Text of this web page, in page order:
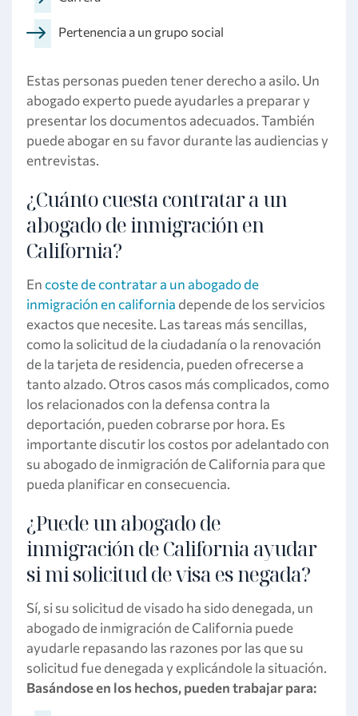
Pertenencia a un grupo social
Estas personas pueden tener derecho a asilo. Un
abogado experto puede ayudarles a preparar y
presentar los documentos adecuados. También
puede abogar en su favor durante las audiencias y
entrevistas.
¿Cuánto cuesta contratar a un
abogado de inmigración en
California?
Encoste de contratar a un abogado de
inmigración en california depende de los servicios
exactos que necesite. Las tareas más sencillas,
como la solicitud de la ciudadanía o la renovación
de la tarjeta de residencia, pueden ofrecerse a
tanto alzado. Otros casos más complicados, como
los relacionados con la defensa contra la
deportación, pueden cobrarse por hora. Es
importante discutir los costos por adelantado con
su abogado de inmigración de California para que
pueda planificar en consecuencia.
¿Puede un abogado de
inmigración de California ayudar
si mi solicitud de visa es negada?
Sí, si su solicitud de visado ha sido denegada, un
abogado de inmigración de California puede
ayudarle repasando las razones por las que su
solicitud fue denegada y explicándole la situación.
Basándose en los hechos, pueden trabajar para: